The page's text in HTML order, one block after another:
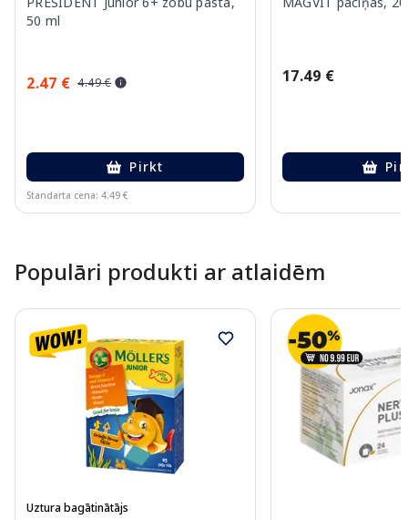
50 ml
2.47 € 4.49 €
Pirkt
Standarta cena: 4.49 €
17.49 €
Populāri produkti ar atlaidēm
Uztura bagātinātājs